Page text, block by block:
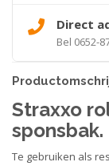
Direct
Bel 0652-
Straxxo
sponsbak.
Te gebruiken als